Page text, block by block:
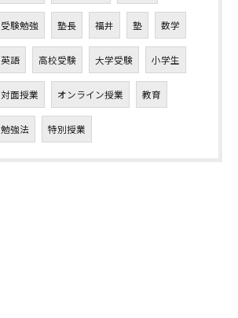
受験勉強 塾長 福井 塾 数学
英語 高校受験 大学受験 小学生
対面授業 オンライン授業 教育
勉強法 特別授業